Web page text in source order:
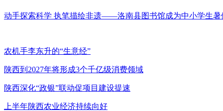
动手探索科学 执笔描绘非遗——洛南县图书馆成为中小学生暑
农机手李东升的“生意经”
陕西到2027年将形成3个千亿级消费领域
陕西深化“政银”联动促项目建设提速
上半年陕西农业经济持续向好